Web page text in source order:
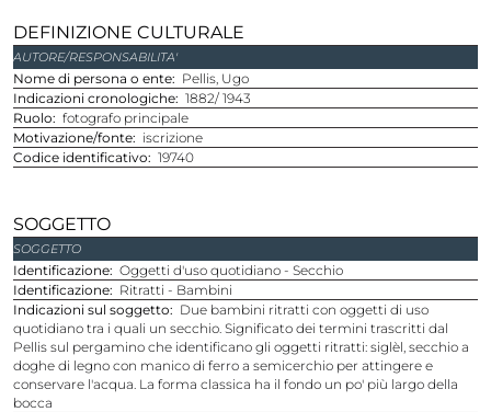
DEFINIZIONE CULTURALE
AUTORE/RESPONSABILITA'
Nome di persona o ente
Pellis, Ugo
Indicazioni cronologiche 1882/ 1943
Ruolo
fotografo principale
Motivazione/fonte
iscrizione
Codice identificativo
19740
SOGGETTO
SOGGETTO
Identificazione Oggetti d'uso quotidiano - Secchio
Identificazione
Ritratti - Bambini
Indicazioni sul soggetto
Due bambini ritratti con oggetti di uso
quotidiano tra i quali un secchio. Significato dei termini trascritti dal
Pellis sul pergamino che identificano gli oggetti ritratti: siglèl, secchio a
doghe di legno con manico di ferro a semicerchio per attingere e
conservare l'acqua. La forma classica ha il fondo un po' più largo della
bocca